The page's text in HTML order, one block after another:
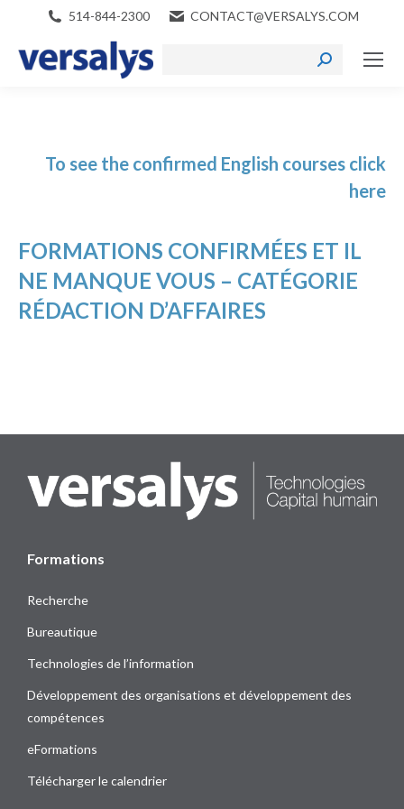
514-844-2300 CONTACT@VERSALYS.COM
To see the confirmed English courses click
here
FORMATIONS CONFIRMÉES ET IL
NE MANQUE VOUS – CATÉGORIE
RÉDACTION D’AFFAIRES
Formations
Recherche
Bureautique
Technologies de l’information
Développement des organisations et développement des
compétences
eFormations
Télécharger le calendrier